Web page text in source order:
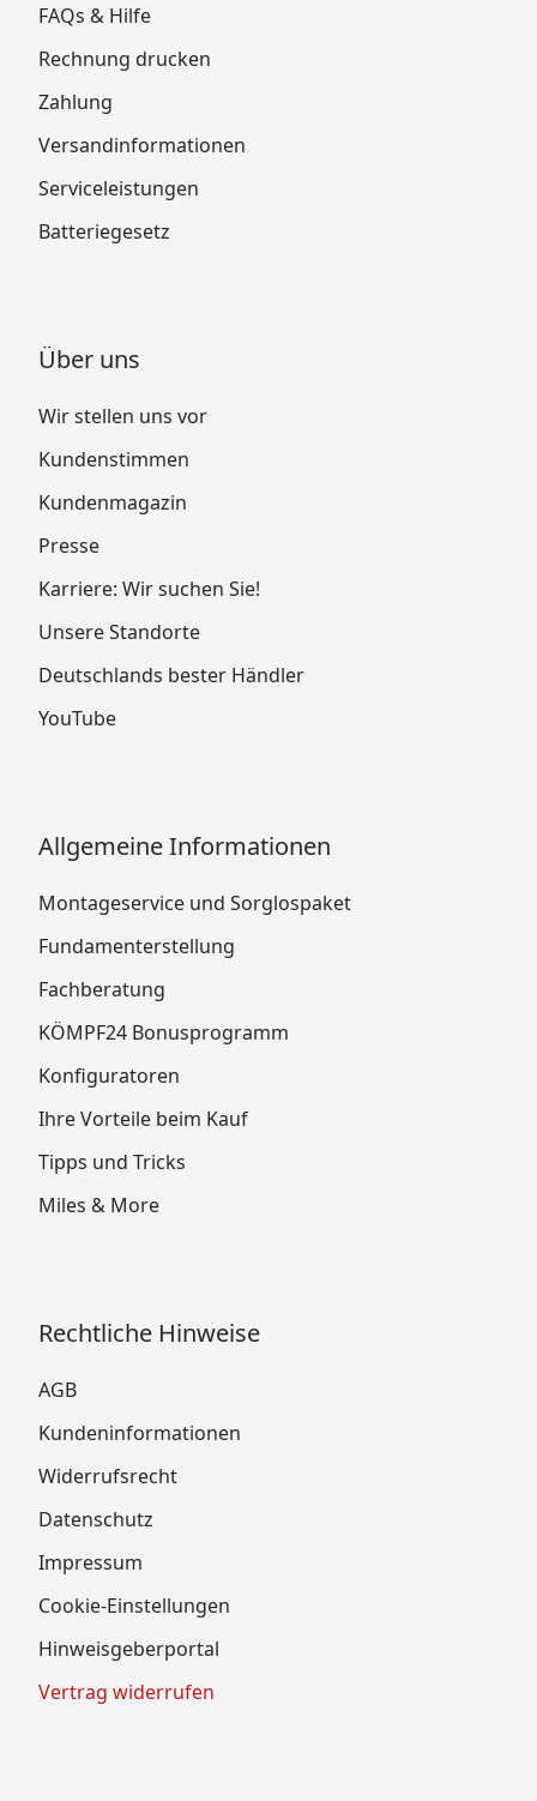
FAQs & Hilfe
Rechnung drucken
Zahlung
Versandinformationen
Serviceleistungen
Batteriegesetz
Über uns
Wir stellen uns vor
Kundenstimmen
Kundenmagazin
Presse
Karriere: Wir suchen Sie!
Unsere Standorte
Deutschlands bester Händler
YouTube
Allgemeine Informationen
Montageservice und Sorglospaket
Fundamenterstellung
Fachberatung
KÖMPF24 Bonusprogramm
Konfiguratoren
Ihre Vorteile beim Kauf
Tipps und Tricks
Miles & More
Rechtliche Hinweise
AGB
Kundeninformationen
Widerrufsrecht
Datenschutz
Impressum
Cookie-Einstellungen
Hinweisgeberportal
Vertrag widerrufen